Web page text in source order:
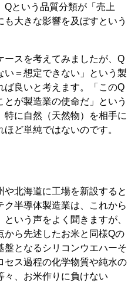
Qという品質分類が「売上
も大きな影響を及ぼすという
ースを考えてみましたが、Q
い＝想定できない」という製
ば良いと考えます。「このQ
が製造業の使命だ」という
に自然（天然物）を相手に
ど単純ではないのです。
北海道に工場を新設すると
半導体製造業は、これから
いう声をよく聞きますが、
から先述したお米と同様Qの
盤となるシリコンウエハーそ
セス過程の化学物質や純水の
々、お米作りに負けない